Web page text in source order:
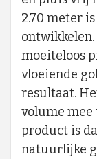
2.70 meter
moeiteloos
vloeiende
resultaat.
volume mee
product is
natuurlijke